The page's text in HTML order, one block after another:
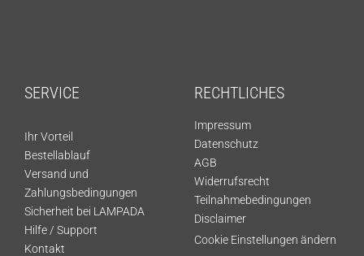
SERVICE
Ihr Vorteil
Bestellablauf
Versand und
Zahlungsbedingungen
Sicherheit bei LAMPADA
Hilfe / Support
Kontakt
RECHTLICHES
Impressum
Datenschutz
AGB
Widerrufsrecht
Teilnahmebedingungen
Disclaimer
Cookie Einstellungen ändern